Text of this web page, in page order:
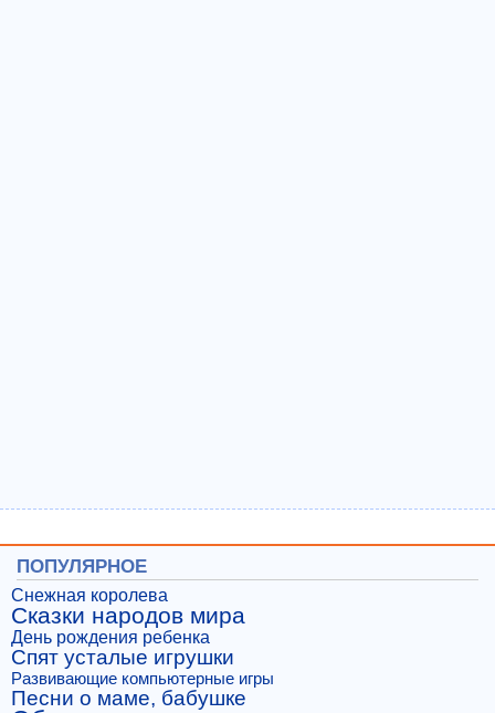
ПОПУЛЯРНОЕ
Снежная королева
Сказки народов мира
День рождения ребенка
Спят усталые игрушки
Развивающие компьютерные игры
Песни о маме, бабушке